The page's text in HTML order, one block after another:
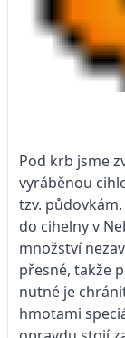
Pod krb jsme
vyráběnou
tzv.
do cihelny v
množství
přesné, takže
nutné je
hmotami